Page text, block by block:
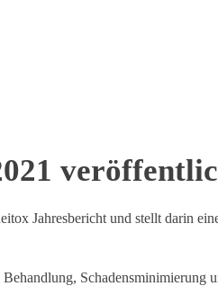
Jahresbericht und stellt darin
Schadensminimierung